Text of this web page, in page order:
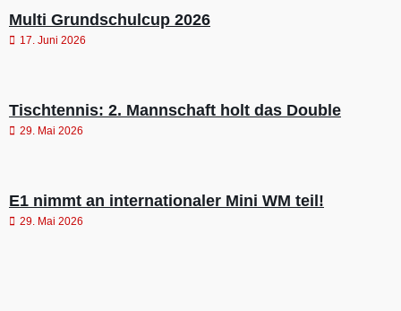
Multi Grundschulcup 2026
17. Juni 2026
Tischtennis: 2. Mannschaft holt das Double
29. Mai 2026
E1 nimmt an internationaler Mini WM teil!
29. Mai 2026